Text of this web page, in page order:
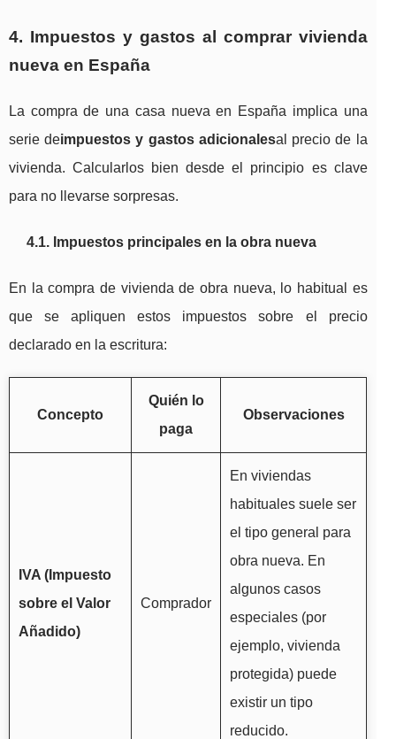
4. Impuestos y gastos al comprar vivienda
nueva en España
La compra de una casa nueva en España implica una
serie deimpuestos y gastos adicionalesal precio de la
vivienda. Calcularlos bien desde el principio es clave
para no llevarse sorpresas.
4.1. Impuestos principales en la obra nueva
En la compra de vivienda de obra nueva, lo habitual es
que se apliquen estos impuestos sobre el precio
declarado en la escritura:
Concepto
Quién lo
paga
Observaciones
IVA (Impuesto
sobre el Valor
Añadido)
Comprador
En viviendas
habituales suele ser
el tipo general para
obra nueva. En
algunos casos
especiales (por
ejemplo, vivienda
protegida) puede
existir un tipo
reducido.